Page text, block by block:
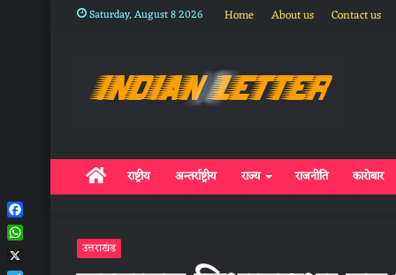
Saturday, August 8 2026 Home About us Contact us
Homeराष्ट्रीय अन्तर्राष्ट्रीय राज्य राजनीति कारोबार
उत्तराखंड
Facebook
WhatsApp